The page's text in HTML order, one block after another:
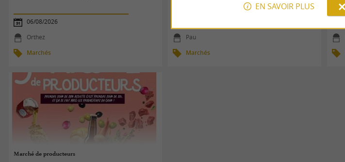
06/08/2026
Orthez
Marchés
Pau
Marchés
Marché de producteurs
EN SAVOIR PLUS